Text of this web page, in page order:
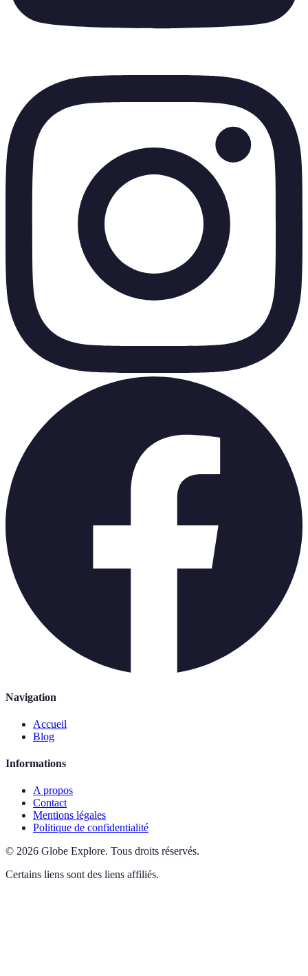
Navigation
Accueil
Blog
Informations
A propos
Contact
Mentions légales
Politique de confidentialité
© 2026 Globe Explore. Tous droits réservés.
Certains liens sont des liens affiliés.